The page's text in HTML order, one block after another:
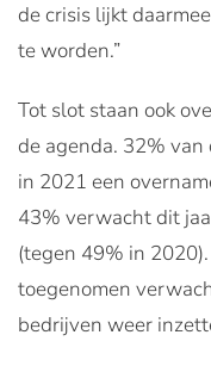
de crisis lijkt
te worden.”
Tot slot staan ook
de agenda. 32%
in 2021 een
43% verwacht dit
(tegen 49% in
toegenomen
bedrijven weer